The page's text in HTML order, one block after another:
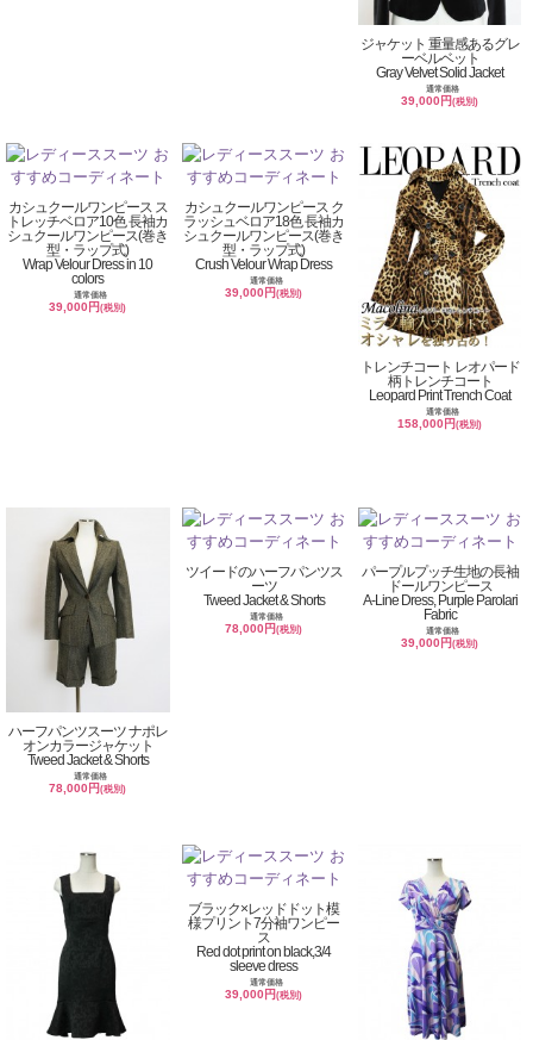
ジャケット 重量感あるグレ
ーベルベット
Gray Velvet Solid Jacket
通常価格
39,000円(税別)
カシュクールワンピース ス
トレッチベロア10色 長袖カ
シュクールワンピース(巻き
型・ラップ式)
Wrap Velour Dress in 10
colors
通常価格
39,000円(税別)
カシュクールワンピース ク
ラッシュベロア18色 長袖カ
シュクールワンピース(巻き
型・ラップ式)
Crush Velour Wrap Dress
通常価格
39,000円(税別)
トレンチコート レオパード
柄トレンチコート
Leopard Print Trench Coat
通常価格
158,000円(税別)
ハーフパンツスーツ ナポレ
オンカラージャケット
Tweed Jacket & Shorts
通常価格
78,000円(税別)
ツイードのハーフパンツス
ーツ
Tweed Jacket & Shorts
通常価格
78,000円(税別)
パープルプッチ生地の長袖
ドールワンピース
A-Line Dress, Purple Parolari
Fabric
通常価格
39,000円(税別)
ブラック×レッドドット模
様プリント7分袖ワンピー
ス
Red dot print on black,3/4
sleeve dress
通常価格
39,000円(税別)